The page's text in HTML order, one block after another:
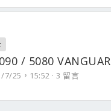
/ 5080
7/25，15:52 3 留言